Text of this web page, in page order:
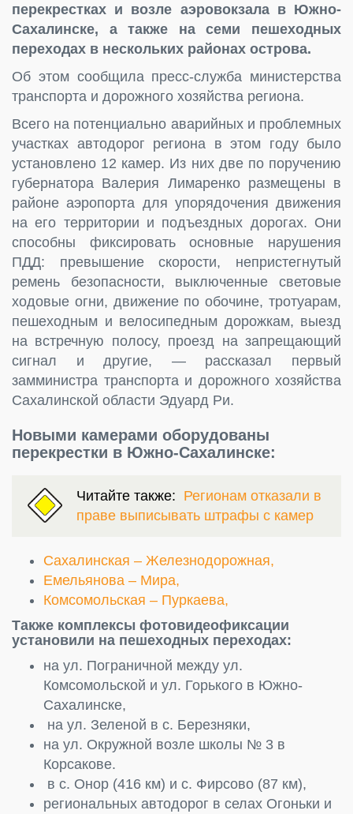
перекрестках и возле аэровокзала в Южно-
Сахалинске, а также на семи пешеходных
переходах в нескольких районах острова.
Об этом сообщила пресс-служба министерства
транспорта и дорожного хозяйства региона.
Всего на потенциально аварийных и проблемных
участках автодорог региона в этом году было
установлено 12 камер. Из них две по поручению
губернатора Валерия Лимаренко размещены в
районе аэропорта для упорядочения движения
на его территории и подъездных дорогах. Они
способны фиксировать основные нарушения
ПДД: превышение скорости, непристегнутый
ремень безопасности, выключенные световые
ходовые огни, движение по обочине, тротуарам,
пешеходным и велосипедным дорожкам, выезд
на встречную полосу, проезд на запрещающий
сигнал и другие, — рассказал первый
замминистра транспорта и дорожного хозяйства
Сахалинской области Эдуард Ри.
Новыми камерами оборудованы
перекрестки в Южно-Сахалинске:
Читайте также: Регионам отказали в
праве выписывать штрафы с камер
Сахалинская – Железнодорожная,
Емельянова – Мира,
Комсомольская – Пуркаева,
Также комплексы фотовидеофиксации
установили на пешеходных переходах:
на ул. Пограничной между ул.
Комсомольской и ул. Горького в Южно-
Сахалинске,
на ул. Зеленой в с. Березняки,
на ул. Окружной возле школы № 3 в
Корсакове.
в с. Онор (416 км) и с. Фирсово (87 км),
региональных автодорог в селах Огоньки и